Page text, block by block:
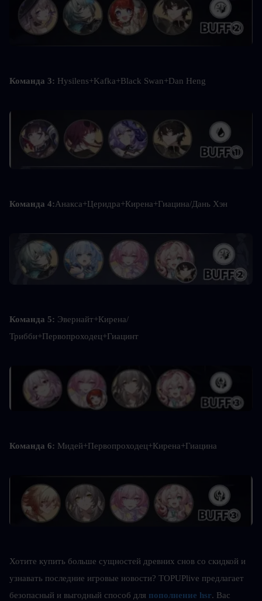
Команда 3: Hysilens+Kafka+Black Swan+Dan Heng
Команда 4:Анакса+Церидра+Кирена+Гиацина/Дань Хэн
Команда 5: Эвернайт+Кирена/
Трибби+Первопроходец+Гиацинт
Команда 6: Мидей+Первопроходец+Кирена+Гиацина
Хотите купить больше сущностей древних снов со скидкой и
узнавать последние игровые новости? TOPUPlive предлагает
безопасный и выгодный способ для пополнение hsr. Вас